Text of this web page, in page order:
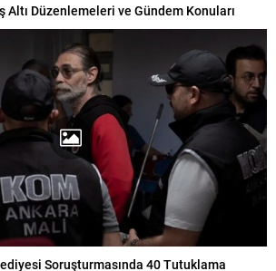
Altı Düzenlemeleri ve Gündem Konuları
Soruşturmasında 40 Tutuklama